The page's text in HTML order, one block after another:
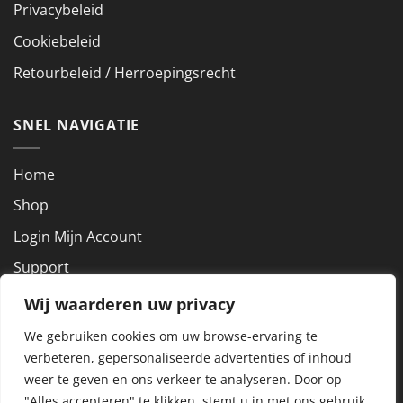
Wij waarderen uw privacy
We gebruiken cookies om uw browse-ervaring te
verbeteren, gepersonaliseerde advertenties of inhoud
weer te geven en ons verkeer te analyseren. Door op
Privacybeleid
Cookiebeleid
Retourbeleid / Herroepingsrecht
SNEL NAVIGATIE
Home
Shop
Login Mijn Account
Support
NEEM CONTACT OP
KVK nummer: 72927801